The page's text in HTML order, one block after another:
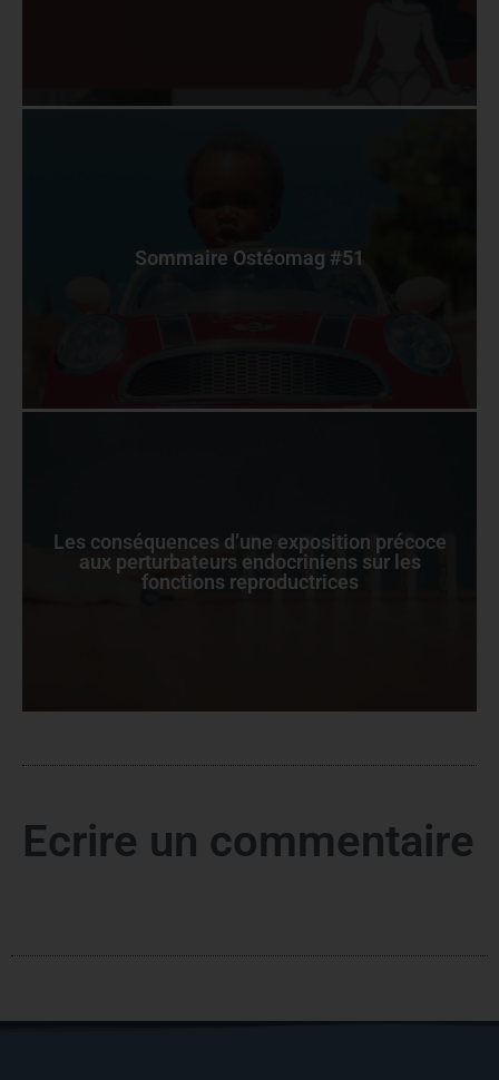
Sommaire Ostéomag #51
Les conséquences d’une exposition précoce
aux perturbateurs endocriniens sur les
fonctions reproductrices
Ecrire un commentaire